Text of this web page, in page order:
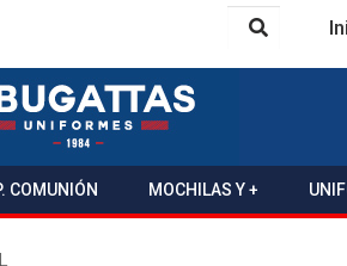
COMUNIÓN MOCHILAS Y +